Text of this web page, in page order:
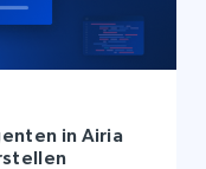
in Airia